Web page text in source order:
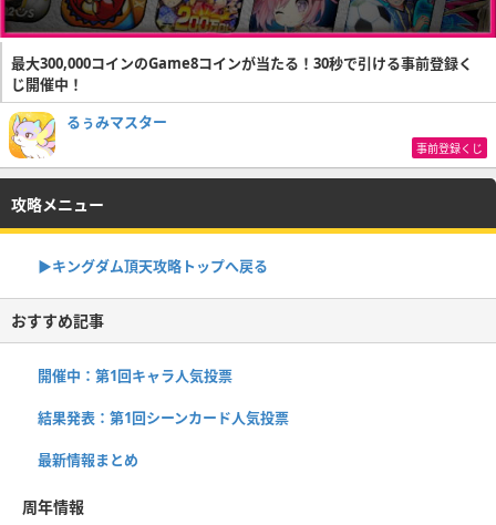
最大300,000コインのGame8コインが当たる！30秒で引ける事前登録く
じ開催中！
るぅみマスター
事前登録くじ
攻略メニュー
▶︎キングダム頂天攻略トップへ戻る
おすすめ記事
開催中：第1回キャラ人気投票
結果発表：第1回シーンカード人気投票
最新情報まとめ
周年情報